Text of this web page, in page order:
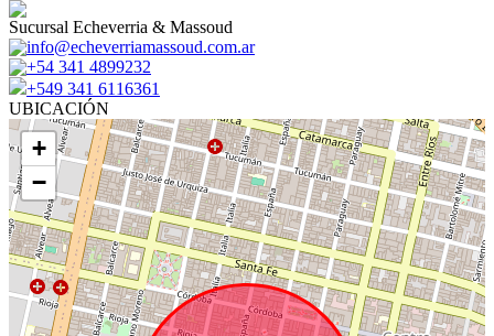
Sucursal Echeverria & Massoud
info@echeverriamassoud.com.ar
+54 341 4899232
+549 341 6116361
UBICACIÓN
+
−